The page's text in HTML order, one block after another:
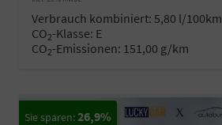
Verbrauch kombiniert: 5,80 l/100km
CO2-Klasse: E
CO2-Emissionen: 151,00 g/km
26,9%